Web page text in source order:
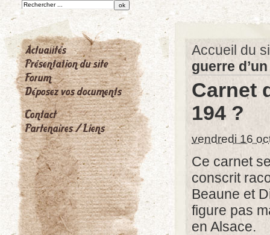
Accueil du
guerre
Carnet
194 ?
vendredi 16
Ce carnet
conscrit
Beaune et
figure pas
en Alsace.